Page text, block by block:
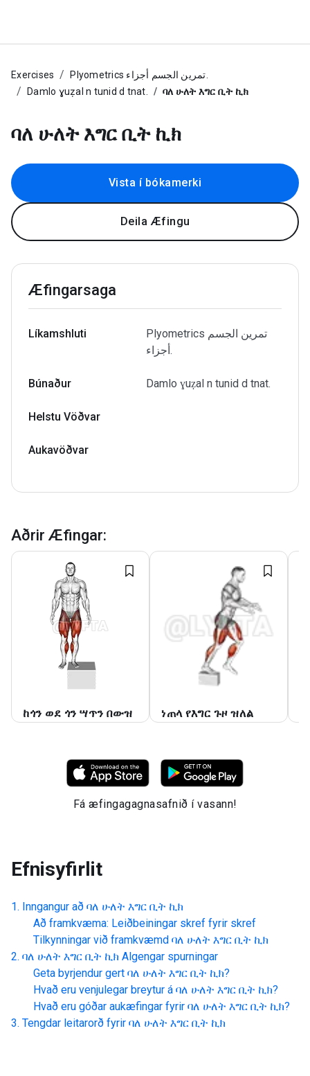
Exercises
Damlo ɣuẓal n tunid d tnat.
ባለ ሁለት እግር ቢት ኪክ
ባለ ሁለት እግር ቢት ኪክ
Vista í bókamerki
Deila Æfingu
Æfingarsaga
Líkamshluti
Plyometrics تمرين الجسم
أجزاء.
Búnaður Damlo ɣuẓal n tunid d tnat.
Helstu Vöðvar
Aukavöðvar
Aðrir Æfingar:
ከጎን ወደ ጎን ሣጥን በውዝ ነጠላ የእግር ጉዞ ዝለል
Fá æfingagagnasafnið í vasann!
Efnisyfirlit
Inngangur að ባለ ሁለት እግር ቢት ኪክ
Að framkvæma: Leiðbeiningar skref fyrir skref
Tilkynningar við framkvæmd ባለ ሁለት እግር ቢት ኪክ
ባለ ሁለት እግር ቢት ኪክ Algengar spurningar
Geta byrjendur gert ባለ ሁለት እግር ቢት ኪክ?
Hvað eru venjulegar breytur á ባለ ሁለት እግር ቢት ኪክ?
Hvað eru góðar aukæfingar fyrir ባለ ሁለት እግር ቢት ኪክ?
Tengdar leitarorð fyrir ባለ ሁለት እግር ቢት ኪክ